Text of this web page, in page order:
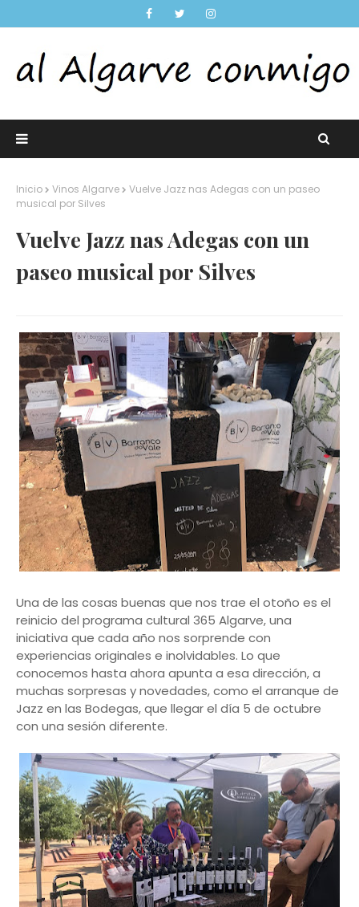
Inicio Vinos Algarve
Vuelve Jazz nas Adegas con un paseo
musical por Silves
Vuelve Jazz nas Adegas con un
paseo musical por Silves
Una de las cosas buenas que nos trae el otoño es el
reinicio del programa cultural 365 Algarve, una
iniciativa que cada año nos sorprende con
experiencias originales e inolvidables. Lo que
conocemos hasta ahora apunta a esa dirección, a
muchas sorpresas y novedades, como el arranque de
Jazz en las Bodegas, que llegar el día 5 de octubre
con una sesión diferente.